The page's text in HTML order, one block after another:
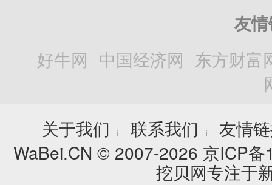
友
好牛网 中国经济网 东方财富
关于我们
┊ 联系我们 ┊
友情
WaBei.CN © 2007-2026 京ICP
挖贝网专注于